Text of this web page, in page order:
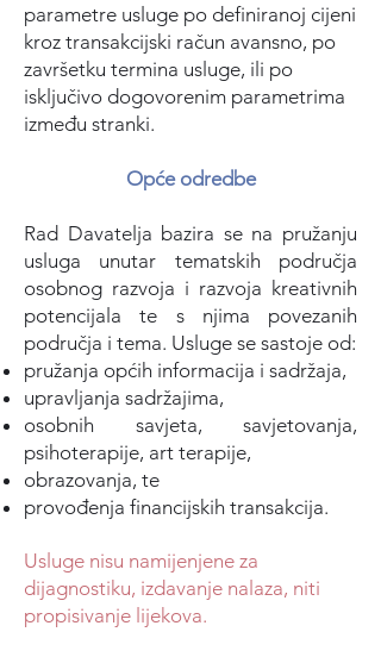
parametre usluge po definiranoj cijeni
kroz transakcijski račun avansno, po
završetku termina usluge, ili po
isključivo dogovorenim parametrima
između stranki.
Opće odredbe
Rad Davatelja bazira se na pružanju
usluga unutar tematskih područja
osobnog razvoja i razvoja kreativnih
potencijala te s njima povezanih
područja i tema. Usluge se sastoje od:
pružanja općih informacija i sadržaja,
upravljanja sadržajima,
osobnih savjeta, savjetovanja,
psihoterapije, art terapije,
obrazovanja, te
provođenja financijskih transakcija.
Usluge nisu namijenjene za
dijagnostiku, izdavanje nalaza, niti
propisivanje lijekova.